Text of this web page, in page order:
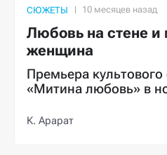
СЮЖЕТЫ
Любовь на стене и
женщина
Премьера культового
«Митина любовь» в
К. Арарат